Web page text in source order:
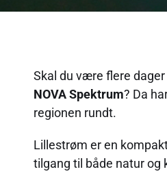
Skal du være flere
NOVA Spektrum? Da
regionen rundt.
Lillestrøm er en
tilgang til både natur og